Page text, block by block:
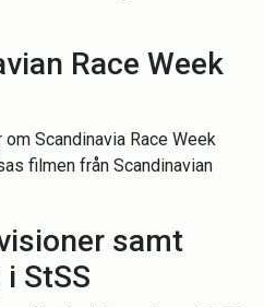
Race Week
Scandinavia Race Week
filmen från Scandinavian
samt
StSS